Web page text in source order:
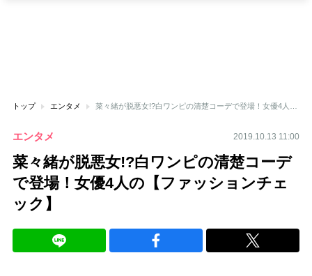
トップ エンタメ
エンタメ 2019.10.13 11:00
菜々緒が脱悪女!?白ワンピの清楚コーデ
で登場！女優4人の【ファッションチェ
ック】